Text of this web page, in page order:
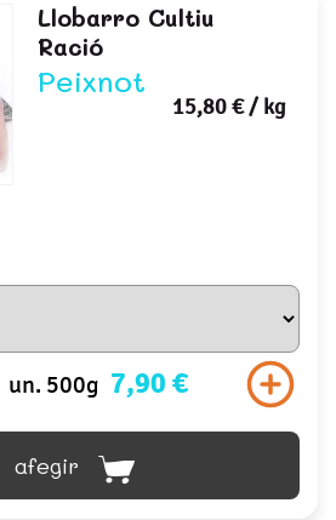
Llobarro Cultiu
Ració
Peixnot
15,80 €/ kg
un. 500g 7,90 €
afegir